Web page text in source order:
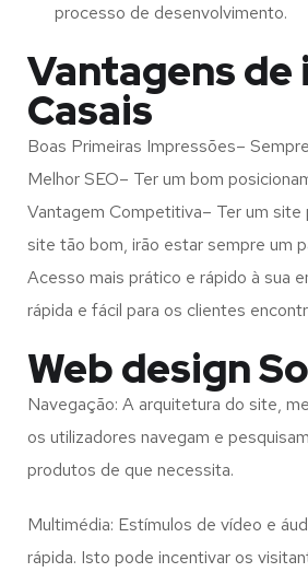
processo de desenvolvimento.
Vantagens de
Casais
Boas Primeiras Impressões–
Melhor SEO– Ter um bom
Vantagem Competitiva– Ter um
site tão bom, irão estar sempre um
Acesso mais prático e rápido à sua
rápida e fácil para os clientes
Web design
Navegação: A arquitetura do site,
os utilizadores navegam e
produtos de que necessita.
Multimédia: Estímulos de vídeo e
rápida. Isto pode incentivar os